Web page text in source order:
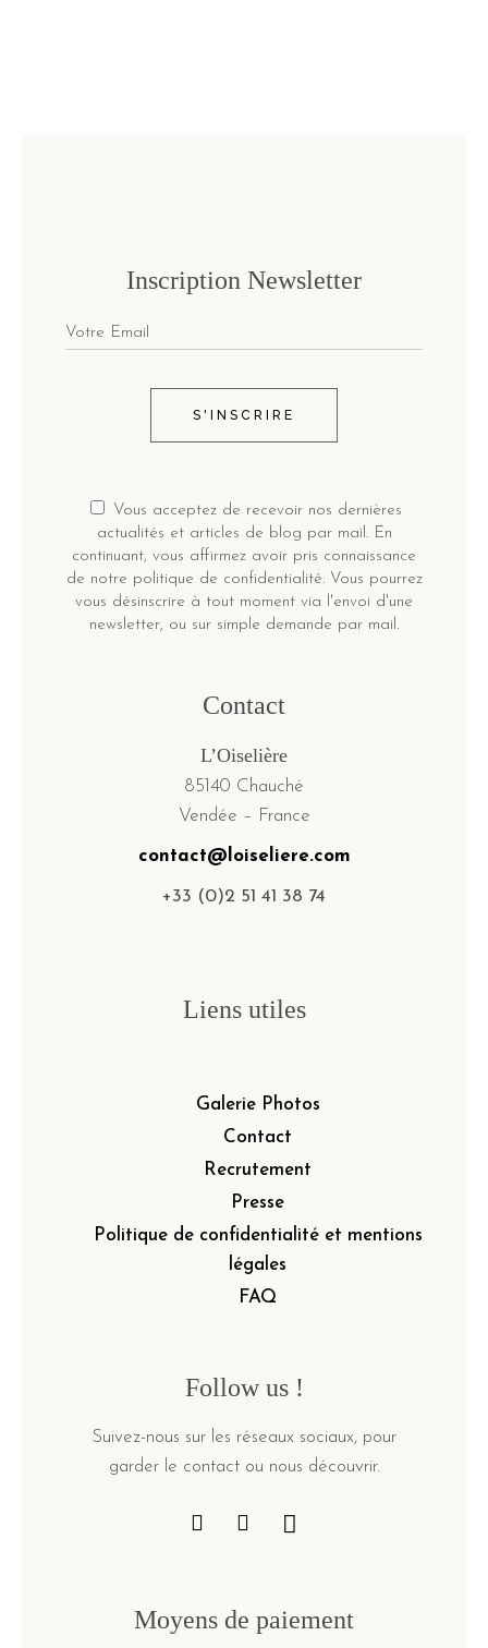
Inscription Newsletter
S'INSCRIRE
Vous acceptez de recevoir nos dernières
actualités et articles de blog par mail. En
continuant, vous affirmez avoir pris connaissance
de notre politique de confidentialité. Vous pourrez
vous désinscrire à tout moment via l'envoi d'une
newsletter, ou sur simple demande par mail.
Contact
L’Oiselière
85140 Chauché
Vendée – France
contact@loiseliere.com
+33 (0)2 51 41 38 74
Liens utiles
Galerie Photos
Contact
Recrutement
Presse
Politique de confidentialité et mentions
légales
FAQ
Follow us !
Suivez-nous sur les réseaux sociaux, pour
garder le contact ou nous découvrir.
Moyens de paiement